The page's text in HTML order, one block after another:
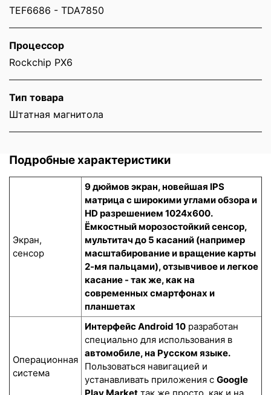
TEF6686 - TDA7850
Процессор
Rockchip PX6
Тип товара
Штатная магнитола
Подробные характеристики
Экран,
сенсор
9 дюймов экран, новейшая IPS
матрица с широкими углами обзора и
HD разрешением 1024x600.
Ёмкостный морозостойкий сенсор,
мультитач до 5 касаний (например
масштабирование и вращение карты
2-мя пальцами), отзывчивое и легкое
касание - так же, как на
современных смартфонах и
планшетах
Операционная
система
Интерфейс Android 10 разработан
специально для использования в
автомобиле, на Русском языке.
Пользоваться навигацией и
устанавливать приложения с Google